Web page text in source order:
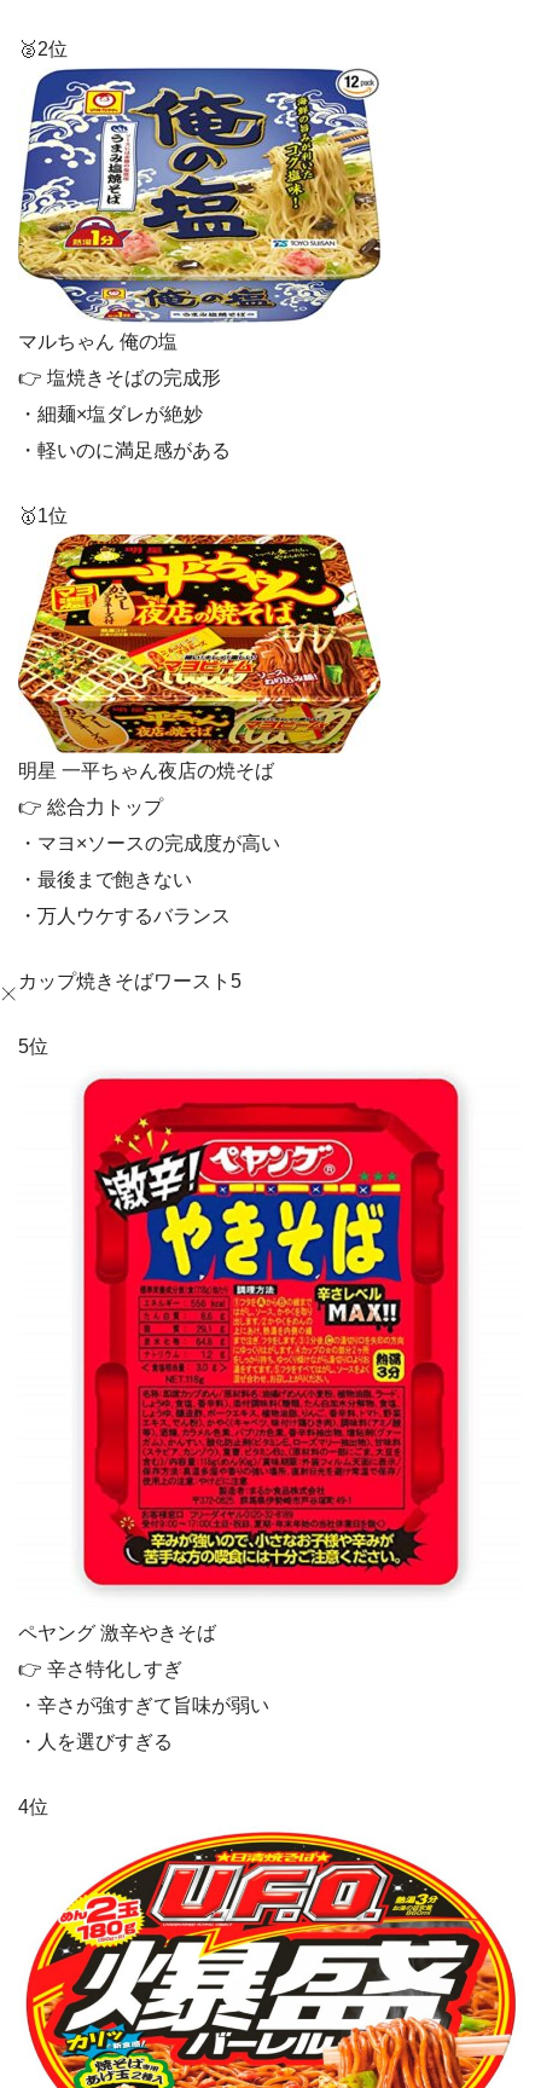
🥈2位
マルちゃん 俺の塩
👉 塩焼きそばの完成形
・細麺×塩ダレが絶妙
・軽いのに満足感がある
🥇1位
明星 一平ちゃん夜店の焼そば
👉 総合力トップ
・マヨ×ソースの完成度が高い
・最後まで飽きない
・万人ウケするバランス
カップ焼きそばワースト5
5位
ペヤング 激辛やきそば
👉 辛さ特化しすぎ
・辛さが強すぎて旨味が弱い
・人を選びすぎる
4位